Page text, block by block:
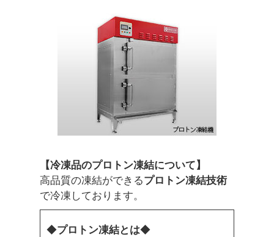
【冷凍品のプロトン凍結について】
高品質の凍結ができるプロトン凍結技術
で冷凍しております。
◆プロトン凍結とは◆